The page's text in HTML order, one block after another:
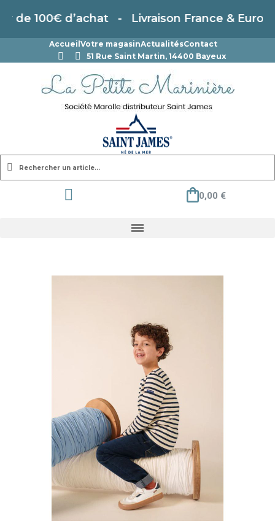
100€ d’achat - Livraison France & Europe
Accueil Votre magasinActualitésContact
51 Rue Saint Martin, 14400 Bayeux
0,00 €